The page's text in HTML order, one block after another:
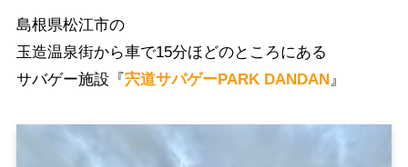
島根県松江市の
玉造温泉街から車で15分ほどのところにある
サバゲー施設『宍道サバゲーPARK DANDAN』